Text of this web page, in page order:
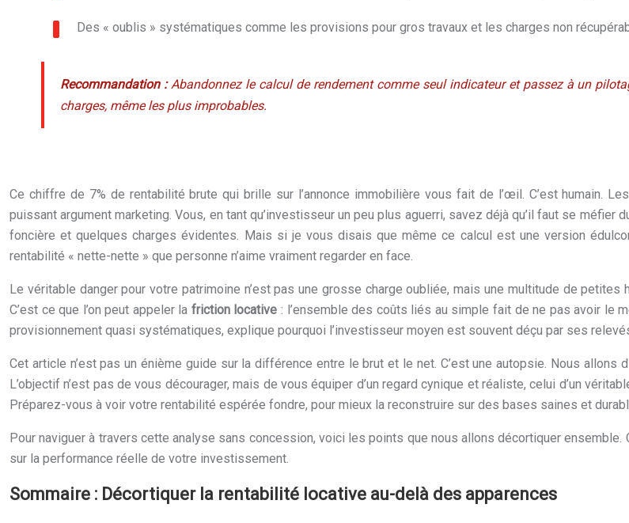
Des « oublis » systématiques comme les provisions pour gros travaux et les charges non
Recommandation :Abandonnez le calcul de rendement comme seul indicateur et passez à un
charges, même les plus improbables.
Ce chiffre de 7% de rentabilité brute qui brille sur l’annonce immobilière vous fait de l’œil. C’est humain.
puissant argument marketing. Vous, en tant qu’investisseur un peu plus aguerri, savez déjà qu’il faut se
foncière et quelques charges évidentes. Mais si je vous disais que même ce calcul est une version
rentabilité « nette-nette » que personne n’aime vraiment regarder en face.
Le véritable danger pour votre patrimoine n’est pas une grosse charge oubliée, mais une multitude de
C’est ce que l’on peut appeler la friction locative : l’ensemble des coûts liés au simple fait de ne pas avoir le
provisionnement quasi systématiques, explique pourquoi l’investisseur moyen est souvent déçu par ses
Cet article n’est pas un énième guide sur la différence entre le brut et le net. C’est une autopsie. Nous
L’objectif n’est pas de vous décourager, mais de vous équiper d’un regard cynique et réaliste, celui d’un
Préparez-vous à voir votre rentabilité espérée fondre, pour mieux la reconstruire sur des bases saines et
Pour naviguer à travers cette analyse sans concession, voici les points que nous allons décortiquer
sur la performance réelle de votre investissement.
Sommaire : Décortiquer la rentabilité locative au-delà des apparences